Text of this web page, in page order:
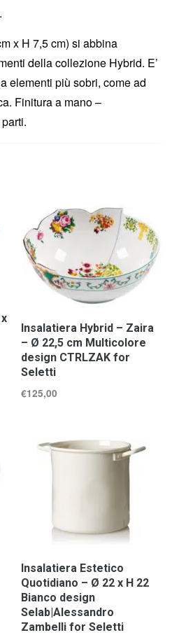
x H 7,5 cm) si abbina
della collezione Hybrid. E’
elementi più sobri, come ad
Finitura a mano –
Insalatiera Hybrid – Zaira
– Ø 22,5 cm Multicolore
design CTRLZAK for
Seletti
€125,00
Insalatiera Estetico
Quotidiano – Ø 22 x H 22
Bianco design
Selab|Alessandro
Zambelli for Seletti